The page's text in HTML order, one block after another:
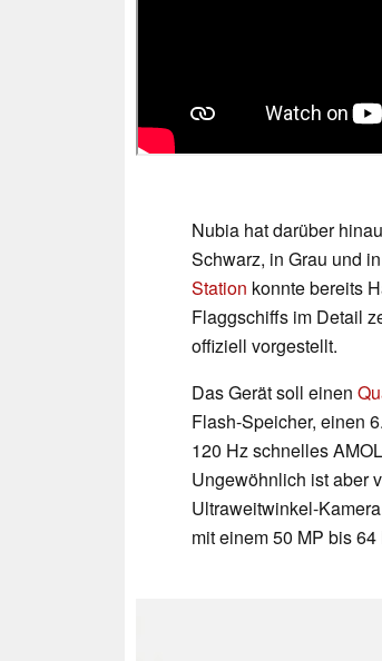
Nubia hat darüber
Schwarz, in Grau und
Station konnte bereits
Flaggschiffs im Detail
offiziell vorgestellt.
Das Gerät soll einen
Flash-Speicher, einen
120 Hz schnelles
Ungewöhnlich ist aber
Ultraweitwinkel-
mit einem 50 MP bis